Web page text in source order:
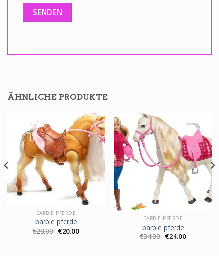
ÄHNLICHE PRODUKTE
BARBIE PFERDE
barbie pferde
€28.00 €20.00
BARBIE PFERDE
barbie pferde
€34.00 €24.00